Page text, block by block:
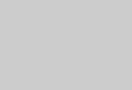
de poulet, 1 poulet